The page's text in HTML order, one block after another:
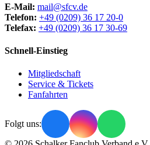
E-Mail: mail@sfcv.de
Telefon: +49 (0209) 36 17 20-0
Telefax: +49 (0209) 36 17 30-69
Schnell-Einstieg
Mitgliedschaft
Service & Tickets
Fanfahrten
Folgt uns: